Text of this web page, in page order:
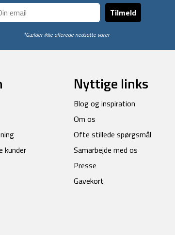
Tilmeld
*Gælder ikke allerede nedsatte varer
kunder
Nyttige links
Blog og inspiration
Om os
Ofte stillede spørgsmål
Samarbejde med os
Presse
Gavekort